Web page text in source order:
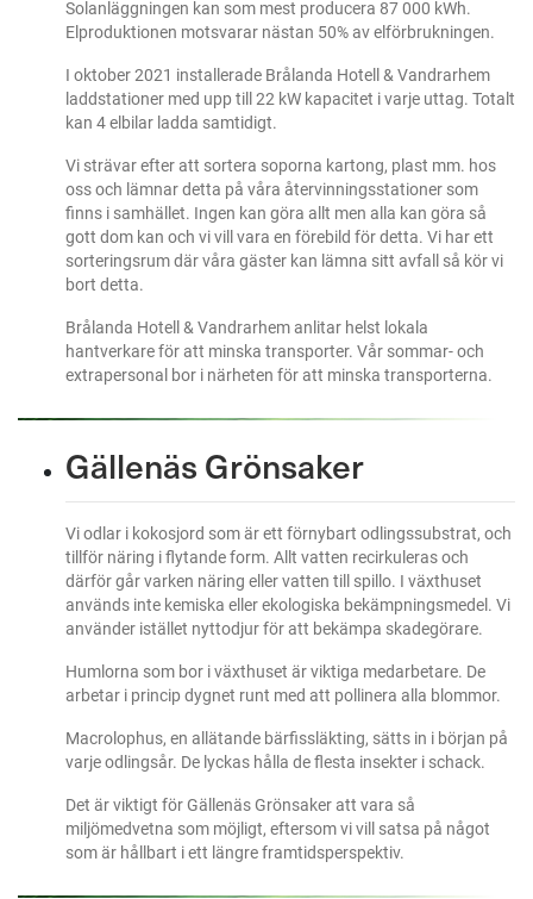
Solanläggningen kan som mest producera 87 000 kWh.
Elproduktionen motsvarar nästan 50% av elförbrukningen.
I oktober 2021 installerade Brålanda Hotell & Vandrarhem
laddstationer med upp till 22 kW kapacitet i varje uttag. Totalt
kan 4 elbilar ladda samtidigt.
Vi strävar efter att sortera soporna kartong, plast mm. hos
oss och lämnar detta på våra återvinningsstationer som
finns i samhället. Ingen kan göra allt men alla kan göra så
gott dom kan och vi vill vara en förebild för detta. Vi har ett
sorteringsrum där våra gäster kan lämna sitt avfall så kör vi
bort detta.
Brålanda Hotell & Vandrarhem anlitar helst lokala
hantverkare för att minska transporter. Vår sommar- och
extrapersonal bor i närheten för att minska transporterna.
Gällenäs Grönsaker
Vi odlar i kokosjord som är ett förnybart odlingssubstrat, och
tillför näring i flytande form. Allt vatten recirkuleras och
därför går varken näring eller vatten till spillo. I växthuset
används inte kemiska eller ekologiska bekämpningsmedel. Vi
använder istället nyttodjur för att bekämpa skadegörare.
Humlorna som bor i växthuset är viktiga medarbetare. De
arbetar i princip dygnet runt med att pollinera alla blommor.
Macrolophus, en allätande bärfissläkting, sätts in i början på
varje odlingsår. De lyckas hålla de flesta insekter i schack.
Det är viktigt för Gällenäs Grönsaker att vara så
miljömedvetna som möjligt, eftersom vi vill satsa på något
som är hållbart i ett längre framtidsperspektiv.